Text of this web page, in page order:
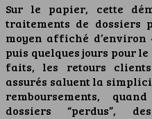
Sur le papier, cette
traitements de dossiers
moyen affiché
puis quelques jours pour
faits, les retours
assurés saluent la
remboursements,
dossiers “perdus”,